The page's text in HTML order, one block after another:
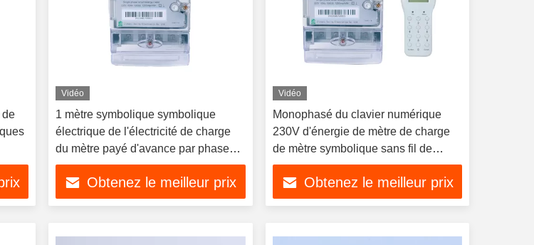
de
Vidéo
1 mètre symbolique symbolique
électrique de l'électricité de charge
du mètre payé d'avance par phase
230V
Obtenez le meilleur prix
Vidéo
Monophasé du clavier numérique
230V d'énergie de mètre de charge
de mètre symbolique sans fil de
l'électricité
Obtenez le meilleur prix